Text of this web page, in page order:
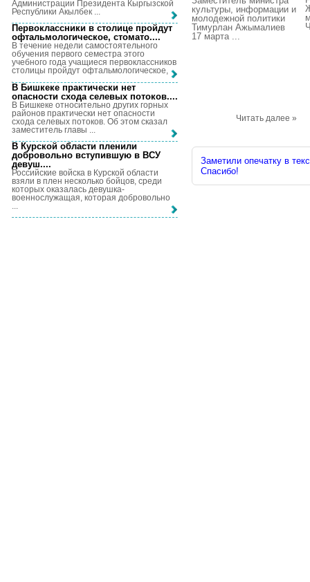
культуры, информации и
молодежной политики
Тимурлан Ажымалиев
17 марта ...
Читать далее »
Заметили опечатку в
Спасибо!
Администрации Президента Кыргызской
Республики Акылбек ...
Первоклассники в столице пройдут
офтальмологическое, стомато....
В течение недели самостоятельного
обучения первого семестра этого
учебного года учащиеся первоклассников
столицы пройдут офтальмологическое, ...
В Бишкеке практически нет
опасности схода селевых потоков....
В Бишкеке относительно других горных
районов практически нет опасности
схода селевых потоков. Об этом сказал
заместитель главы ...
В Курской области пленили
добровольно вступившую в ВСУ
девуш....
Российские войска в Курской области
взяли в плен несколько бойцов, среди
которых оказалась девушка-
военнослужащая, которая добровольно
...